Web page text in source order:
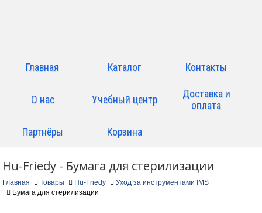
Главная Каталог Контакты
О нас Учебный центр
Доставка и
оплата
Партнёры Корзина
Hu-Friedy - Бумага для стерилизации
Главная Товары Hu-Friedy
Уход за инструментами IMS
Бумага для стерилизации